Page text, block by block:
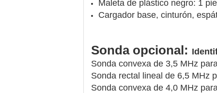
Maleta de plástico negro: 1
Cargador base, cinturón,
Sonda opcional:
Sonda convexa de 3,5 MHz
Sonda rectal lineal de 6,5 MHz
Sonda convexa de 4,0 MHz